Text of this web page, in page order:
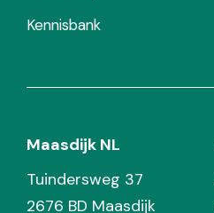
Kennisbank
Maasdijk NL
Tuindersweg 37
2676 BD Maasdijk